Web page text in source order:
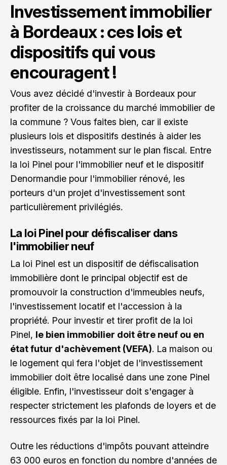
Investissement immobilier
à Bordeaux : ces lois et
dispositifs qui vous
encouragent !
Vous avez décidé d'investir à Bordeaux pour
profiter de la croissance du marché immobilier de
la commune ? Vous faites bien, car il existe
plusieurs lois et dispositifs destinés à aider les
investisseurs, notamment sur le plan fiscal. Entre
la loi Pinel pour l'immobilier neuf et le dispositif
Denormandie pour l'immobilier rénové, les
porteurs d'un projet d'investissement sont
particulièrement privilégiés.
La loi Pinel pour défiscaliser dans
l'immobilier neuf
La loi Pinel est un dispositif de défiscalisation
immobilière dont le principal objectif est de
promouvoir la construction d'immeubles neufs,
l'investissement locatif et l'accession à la
propriété. Pour investir et tirer profit de la loi
Pinel, le bien immobilier doit être neuf ou en
état futur d'achèvement (VEFA). La maison ou
le logement qui fera l'objet de l'investissement
immobilier doit être localisé dans une zone Pinel
éligible. Enfin, l'investisseur doit s'engager à
respecter strictement les plafonds de loyers et de
ressources fixés par la loi Pinel.
Outre les réductions d'impôts pouvant atteindre
63 000 euros en fonction du nombre d'années de